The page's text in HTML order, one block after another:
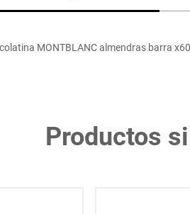
MONTBLANC almendras barra
Productos